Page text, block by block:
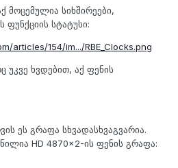
მოცემულია სიხშირეები,
ფუნქციის სტატუსი:
articles/154/im.../RBE_Clocks.png
უკვე ხვდებით, აქ ფენის
ეს გრაფა სხვადასხვაგვარია.
HD 4870x2-ის ფენის გრაფა: